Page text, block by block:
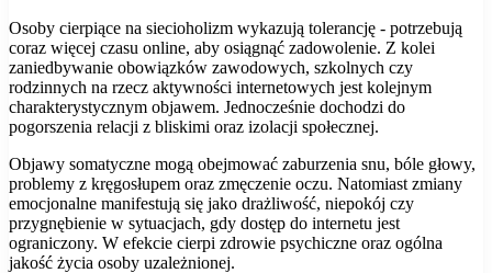
Osoby cierpiące na siecioholizm wykazują tolerancję - potrzebują
coraz więcej czasu online, aby osiągnąć zadowolenie. Z kolei
zaniedbywanie obowiązków zawodowych, szkolnych czy
rodzinnych na rzecz aktywności internetowych jest kolejnym
charakterystycznym objawem. Jednocześnie dochodzi do
pogorszenia relacji z bliskimi oraz izolacji społecznej.
Objawy somatyczne mogą obejmować zaburzenia snu, bóle głowy,
problemy z kręgosłupem oraz zmęczenie oczu. Natomiast zmiany
emocjonalne manifestują się jako drażliwość, niepokój czy
przygnębienie w sytuacjach, gdy dostęp do internetu jest
ograniczony. W efekcie cierpi zdrowie psychiczne oraz ogólna
jakość życia osoby uzależnionej.